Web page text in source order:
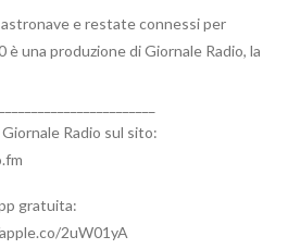
e restate connessi per
una produzione di Giornale Radio, la
Radio sul sito:
gratuita:
2uW01yA